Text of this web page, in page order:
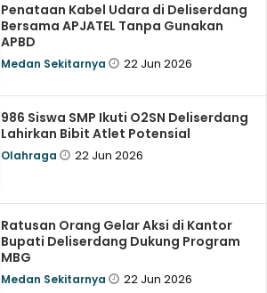
Penataan Kabel Udara di Deliserdang
Bersama APJATEL Tanpa Gunakan
APBD
Medan Sekitarnya 22 Jun 2026
986 Siswa SMP Ikuti O2SN Deliserdang
Lahirkan Bibit Atlet Potensial
Olahraga 22 Jun 2026
Ratusan Orang Gelar Aksi di Kantor
Bupati Deliserdang Dukung Program
MBG
Medan Sekitarnya 22 Jun 2026